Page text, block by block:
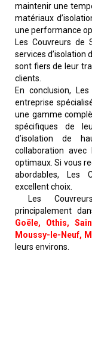
maintenir une
matériaux
une performance
Les Couvreurs de
services d’isolation
sont fiers de leur
clients.
En conclusion,
entreprise
une gamme
spécifiques de
d’isolation de
collaboration
optimaux. Si vous
abordables, Les
excellent choix.
Les
principalement
Goële, Othis,
Moussy-le-Neuf,
leurs environs.